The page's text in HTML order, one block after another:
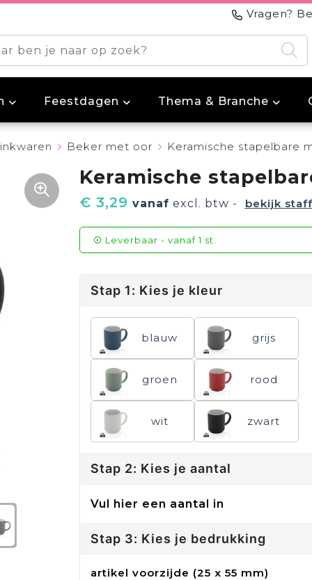
Vragen?
Feestdagen Thema & Branche
Beker met oor Keramische stapelbare
Keramische
€ 3,29 vanaf excl. btw - bekijk
Leverbaar - vanaf1 st.
Stap 1: Kies je kleur
blauw grijs
groen rood
wit zwart
Stap 2: Kies je aantal
Vul hier een aantal in
Stap 3: Kies je bedrukking
artikel voorzijde (25 x 55 mm)